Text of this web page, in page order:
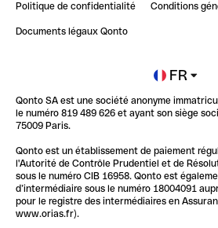
Impact de l'IA sur les carrières/
Blog
Newsroom
Glossaire finance
Politique de confidentialité Conditions
Documents légaux Qonto
FR
Qonto SA est une société anonyme
le numéro 819 489 626 et ayant son siège
75009 Paris.
Qonto est un établissement de paiement
l'Autorité de Contrôle Prudentiel et de
sous le numéro CIB 16958. Qonto est
d’intermédiaire sous le numéro 18004091
pour le registre des intermédiaires en
www.orias.fr).